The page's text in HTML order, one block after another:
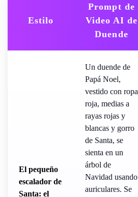
Estilo
Prompt de
Video AI de
Duende
El pequeño
escalador de
Santa: el
Un duende de
Papá Noel,
vestido con ropa
roja, medias a
rayas rojas y
blancas y gorro
de Santa, se
sienta en un
árbol de
Navidad usando
auriculares. Se